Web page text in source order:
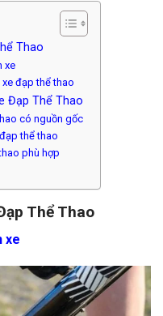
Thao
xe
đạp thể thao
Đạp Thể Thao
có nguồn gốc
thể thao
phù hợp
Thể Thao
xe